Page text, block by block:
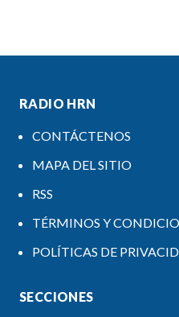
RADIO HRN
CONTÁCTENOS
MAPA DEL SITIO
RSS
TÉRMINOS Y
POLÍTICAS DE
SECCIONES